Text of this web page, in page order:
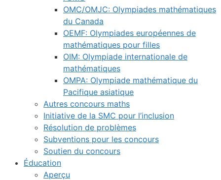
OMC/OMJC: Olympiades mathématiques
du Canada
OEMF: Olympiades européennes de
mathématiques pour filles
OIM: Olympiade internationale de
mathématiques
OMPA: Olympiade mathématique du
Pacifique asiatique
Autres concours maths
Initiative de la SMC pour l’inclusion
Résolution de problèmes
Subventions pour les concours
Soutien du concours
Éducation
Aperçu